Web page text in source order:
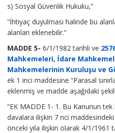
s) Sosyal Güvenlik Hukuku,”
“İhtiyaç duyulması halinde bu
alanları eklenebilir.”
MADDE 5- 6/1/1982 tarihli ve
Mahkemeleri, İdare
Mahkemelerinin Kuruluşu ve
ek 1 inci maddesine “Parasal
eklenmiş ve madde aşağıdaki
“EK MADDE 1- 1. Bu Kanunun
davalara ilişkin 7 nci maddesindeki
önceki yıla ilişkin olarak 4/1/1961